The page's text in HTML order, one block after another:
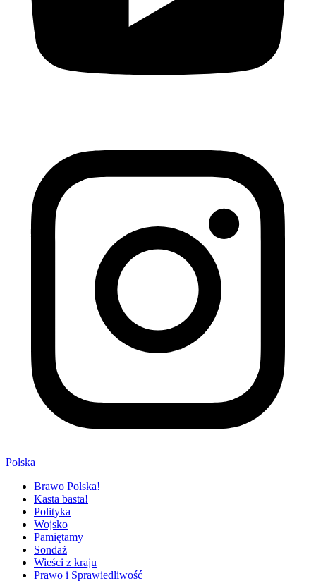
Polska
Brawo Polska!
Kasta basta!
Polityka
Wojsko
Pamiętamy
Sondaż
Wieści z kraju
Prawo i Sprawiedliwość